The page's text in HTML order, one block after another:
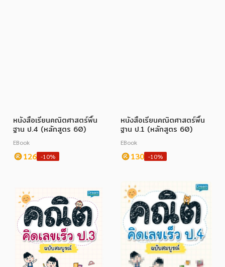
หนังสือเรียนคณิตศาสตร์พื้น
ฐาน ป.4 (หลักสูตร 60)
EBook
126 -10%
หนังสือเรียนคณิตศาสตร์พื้น
ฐาน ป.1 (หลักสูตร 60)
EBook
130 -10%